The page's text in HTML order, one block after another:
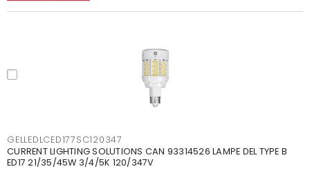
GELLEDLCED177SC120347
CURRENT LIGHTING SOLUTIONS CAN 93314526 LAMPE DEL TYPE B
ED17 21/35/45W 3/4/5K 120/347V